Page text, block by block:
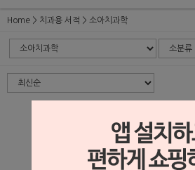
Home 치과용 서적 소아치과학
상품 준비중 입니다.